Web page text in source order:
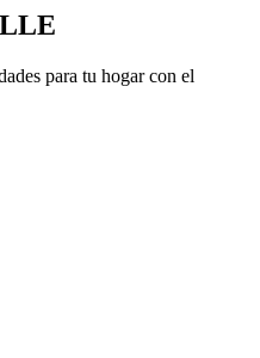
para tu hogar con el